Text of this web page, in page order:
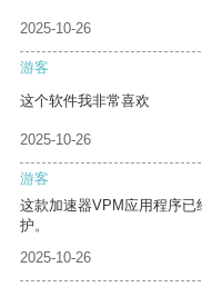
2025-10-26
游客
这个软件我非常喜欢
2025-10-26
游客
这款加速器VPM应用程序
护。
2025-10-26